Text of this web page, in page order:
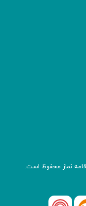
نماز محفوظ است.